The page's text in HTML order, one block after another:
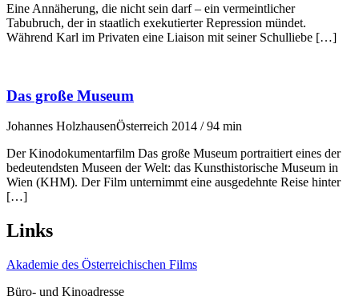
Eine Annäherung, die nicht sein darf – ein vermeintlicher
Tabubruch, der in staatlich exekutierter Repression mündet.
Während Karl im Privaten eine Liaison mit seiner Schulliebe […]
Das große Museum
Johannes HolzhausenÖsterreich 2014 / 94 min
Der Kinodokumentarfilm Das große Museum portraitiert eines der
bedeutendsten Museen der Welt: das Kunsthistorische Museum in
Wien (KHM). Der Film unternimmt eine ausgedehnte Reise hinter
[…]
Links
Akademie des Österreichischen Films
Büro- und Kinoadresse